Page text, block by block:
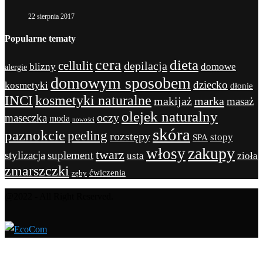
22 sierpnia 2017
Popularne tematy
alergie blizny cellulit ceradepilacja dieta domowe
kosmetyki domowym sposobemdziecko dłonie
INCI kosmetyki naturalne makijażmarka masaż
maseczka moda nowości oczy olejek naturalny
paznokciepeeling rozstępy skóra SPA stopy
stylizacjasuplementtwarz usta włosyzakupy zioła
zmarszczki zęby ćwiczenia